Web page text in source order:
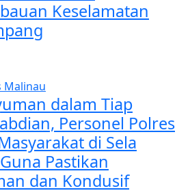
Keselamatan
Malinau
dalam Tiap
Personel Polres
di Sela
Pastikan
dan Kondusif